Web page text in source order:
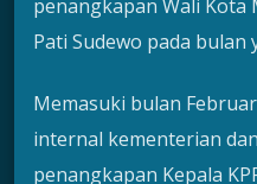
penangkapan Wali Kota
Pati Sudewo pada bulan
Memasuki bulan
internal kementerian
penangkapan Kepala